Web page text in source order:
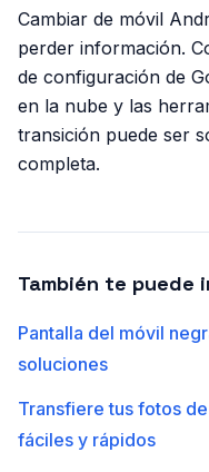
Cambiar de móvil
perder información.
de configuración de
en la nube y las
transición puede ser
completa.
También te puede
Pantalla del móvil
soluciones
Transfiere tus fotos
fáciles y rápidos